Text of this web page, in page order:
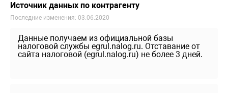
Источник данных по контрагенту
Последние изменения: 03.06.2020
Данные получаем из официальной базы
налоговой службы egrul.nalog.ru. Отставание от
сайта налоговой (egrul.nalog.ru) не более 3 дней.